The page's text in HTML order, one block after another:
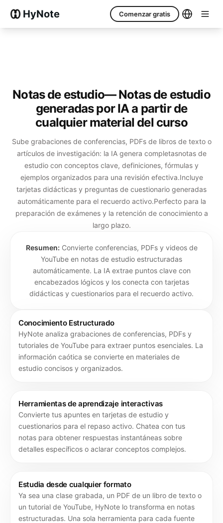
HyNote Comenzar gratis
Notas de estudio— Notas de estudio
generadas por IA a partir de
cualquier material del curso
Sube grabaciones de conferencias, PDFs de libros de texto o
artículos de investigación: la IA genera completasnotas de
estudio con conceptos clave, definiciones, fórmulas y
ejemplos organizados para una revisión efectiva.Incluye
tarjetas didácticas y preguntas de cuestionario generadas
automáticamente para el recuerdo activo.Perfecto para la
preparación de exámenes y la retención de conocimiento a
largo plazo.
Resumen: Convierte conferencias, PDFs y videos de
YouTube en notas de estudio estructuradas
automáticamente. La IA extrae puntos clave con
encabezados lógicos y los conecta con tarjetas
didácticas y cuestionarios para el recuerdo activo.
Conocimiento Estructurado
HyNote analiza grabaciones de conferencias, PDFs y
tutoriales de YouTube para extraer puntos esenciales. La
información caótica se convierte en materiales de
estudio concisos y organizados.
Herramientas de aprendizaje interactivas
Convierte tus apuntes en tarjetas de estudio y
cuestionarios para el repaso activo. Chatea con tus
notas para obtener respuestas instantáneas sobre
detalles específicos o aclarar conceptos complejos.
Estudia desde cualquier formato
Ya sea una clase grabada, un PDF de un libro de texto o
un tutorial de YouTube, HyNote lo transforma en notas
estructuradas. Una sola herramienta para cada fuente